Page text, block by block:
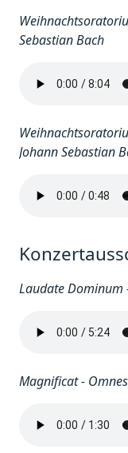
Sebastian Bach
Johann Sebastian
Laudate Dominum
Magnificat -